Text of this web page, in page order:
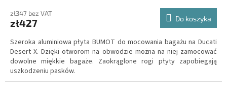
zł347 bez VAT
zł427 Do koszyka
Szeroka aluminiowa płyta BUMOT do mocowania bagażu na Ducati
Desert X. Dzięki otworom na obwodzie można na niej zamocować
dowolne miękkie bagaże. Zaokrąglone rogi płyty zapobiegają
uszkodzeniu pasków.